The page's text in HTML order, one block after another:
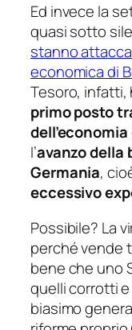
Ed invece la
quasi sotto
stanno
economica di
Tesoro, infatti,
primo posto
l’avanzo della
Germania,
eccessivo
Possibile? La
perché vende
bene che uno
quelli corrotti
biasimo